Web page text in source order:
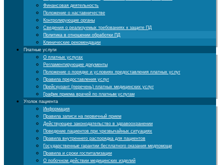
Финансовая деятельность
Положение о наставничестве
Контролирующие органы
Cведения о реализуемых требованиях к защите ПД
Политика в отношении обработки ПД
Клинические рекомендации
Платные услуги
О платных услугах
Регламентирующие документы
Положение о порядке и условиях предоставления платных услуг
Правила предоставления услуг
Прейскурант (перечень) платных медицинских услуг
График приема врачей по платным услугам
Уголок пациента
Информация
Правила записи на первичный прием
Действующее законодательство в здравоохранении
Поведение пациентов при чрезвычайных ситуациях
Правила внутреннего распорядка для пациентов
Государственные гарантии бесплатного оказания медпомощи
Правила и сроки госпитализации
О побочном действии медицинских изделий